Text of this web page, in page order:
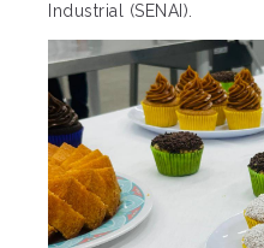
Industrial (SENAI).